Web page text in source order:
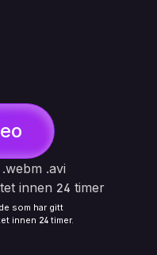
.avi
innen 24 timer
som har gitt
innen 24 timer.